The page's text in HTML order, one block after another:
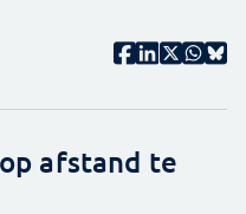
afstand te